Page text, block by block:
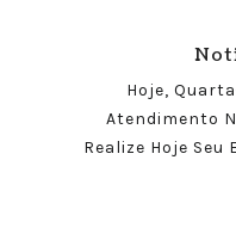
Hoje,
Atendimento
Realize Hoje Seu